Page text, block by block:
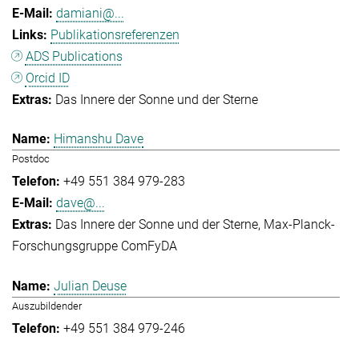
damiani@...
Publikationsreferenzen
ADS Publications
Orcid ID
Das Innere der Sonne und der Sterne
Himanshu Dave
Postdoc
+49 551 384 979-283
dave@...
Das Innere der Sonne und der Sterne Max-Planck-
Forschungsgruppe ComFyDA
Julian Deuse
Auszubildender
+49 551 384 979-246